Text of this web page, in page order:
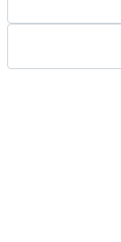
Please leave this